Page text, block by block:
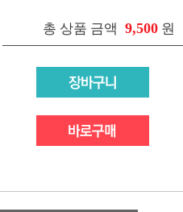
총 상품 금액 9,500 원